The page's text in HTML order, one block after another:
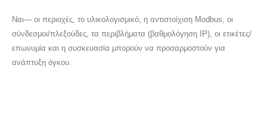
Ναι— οι περιοχές, το υλικολογισμικό, η αντιστοίχιση Modbus, οι
σύνδεσμοι/πλεξούδες, τα περιβλήματα (βαθμολόγηση IP), οι ετικέτες/
επωνυμία και η συσκευασία μπορούν να προσαρμοστούν για
ανάπτυξη όγκου.